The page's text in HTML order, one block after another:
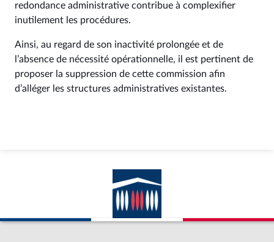
redondance administrative contribue à complexifier
inutilement les procédures.
Ainsi, au regard de son inactivité prolongée et de
l’absence de nécessité opérationnelle, il est pertinent de
proposer la suppression de cette commission afin
d’alléger les structures administratives existantes.